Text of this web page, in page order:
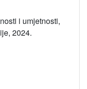
i umjetnosti,
2024.